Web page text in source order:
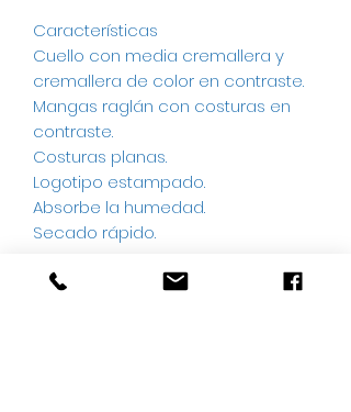
Características
Cuello con media cremallera y
cremallera de color en contraste.
Mangas raglán con costuras en
contraste.
Costuras planas.
Logotipo estampado.
Absorbe la humedad.
Secado rápido.
Cuidado y composición del tejido